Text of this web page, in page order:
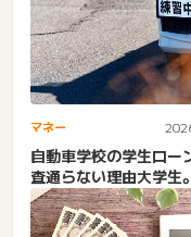
マネー
自動車学校の学生ロー
査通らない理由大学生
生。運転免許ローン・
免...